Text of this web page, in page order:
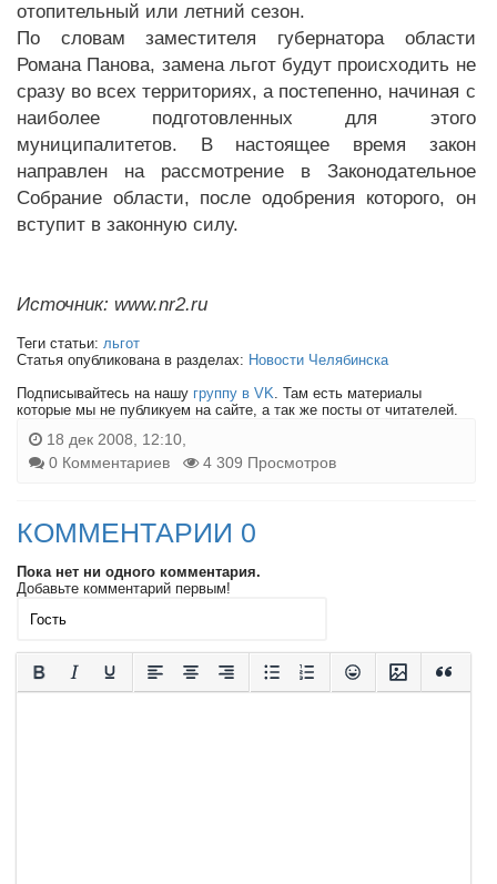
отопительный или летний сезон.
По словам заместителя губернатора области
Романа Панова, замена льгот будут происходить не
сразу во всех территориях, а постепенно, начиная с
наиболее подготовленных для этого
муниципалитетов. В настоящее время закон
направлен на рассмотрение в Законодательное
Собрание области, после одобрения которого, он
вступит в законную силу.
Источник: www.nr2.ru
Теги статьи: льгот
Статья опубликована в разделах: Новости Челябинска
Подписывайтесь на нашу группу в VK. Там есть материалы
которые мы не публикуем на сайте, а так же посты от читателей.
18 дек 2008, 12:10,
0 Комментариев
4 309 Просмотров
КОММЕНТАРИИ 0
Пока нет ни одного комментария.
Добавьте комментарий первым!